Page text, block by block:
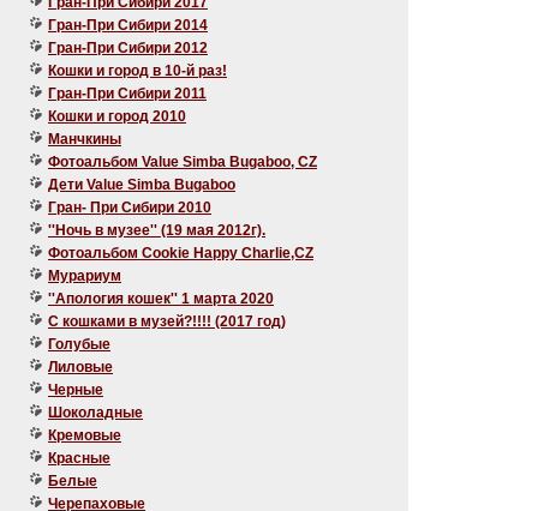
Гран-При Сибири 2014
Гран-При Сибири 2012
Кошки и город в 10-й раз!
Гран-При Сибири 2011
Кошки и город 2010
Манчкины
Фотоальбом Value Simba Bugaboo, CZ
Дети Value Simba Bugaboo
Гран- При Сибири 2010
''Ночь в музее'' (19 мая 2012г).
Фотоальбом Cookie Happy Charlie,CZ
Мурариум
''Апология кошек'' 1 марта 2020
C кошками в музей?!!!! (2017 год)
Голубые
Лиловые
Черные
Шоколадные
Кремовые
Красные
Белые
Черепаховые